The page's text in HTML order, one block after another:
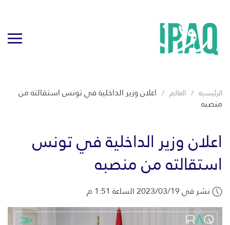
الرئيسية العالم اعلان وزير الداخلية في تونس استقالته من
منصبه
اعلان وزير الداخلية في تونس
استقالته من منصبه
نشر في 2023/03/19 الساعة 1:51 م